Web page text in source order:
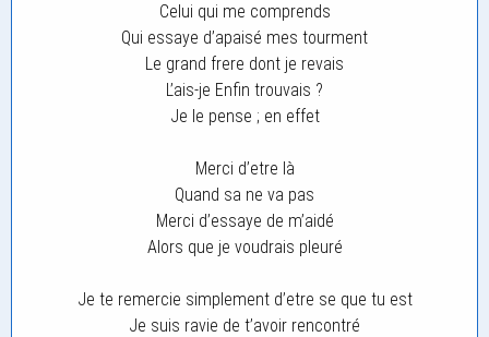
Celui qui me comprends
Qui essaye d’apaisé mes tourment
Le grand frere dont je revais
L’ais-je Enfin trouvais ?
Je le pense ; en effet
Merci d’etre là
Quand sa ne va pas
Merci d’essaye de m’aidé
Alors que je voudrais pleuré
Je te remercie simplement d’etre se que tu est
Je suis ravie de t’avoir rencontré